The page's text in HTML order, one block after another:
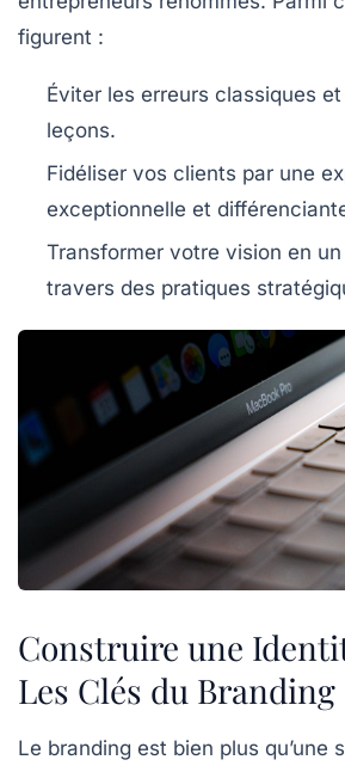
figurent :
Éviter les erreurs classiques
leçons.
Fidéliser vos clients par une
exceptionnelle et
Transformer votre vision en
travers des pratiques
Construire une
Les Clés du Branding
Le branding est bien plus qu’une